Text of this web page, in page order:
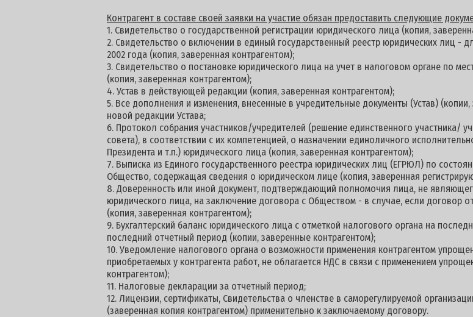
Контрагент в составе своей заявки на участие обязан предоставить следующие
1. Свидетельство о государственной регистрации юридического лица (копия,
2. Свидетельство о включении в единый государственный реестр юридических лиц -
2002 года (копия, заверенная контрагентом);
3. Свидетельство о постановке юридического лица на учет в налоговом органе по
(копия, заверенная контрагентом);
4. Устав в действующей редакции (копия, заверенная контрагентом);
5. Все дополнения и изменения, внесенные в учредительные документы (Устав)
новой редакции Устава;
6. Протокол собрания участников/учредителей (решение единственного участника/
совета), в соответствии с их компетенцией, о назначении единоличного
Президента и т.п.) юридического лица (копия, заверенная контрагентом);
7. Выписка из Единого государственного реестра юридических лиц (ЕГРЮЛ) по
Общество, содержащая сведения о юридическом лице (копия, заверенная
8. Доверенность или иной документ, подтверждающий полномочия лица, не
юридического лица, на заключение договора с Обществом - в случае, если договор
(копия, заверенная контрагентом);
9. Бухгалтерский баланс юридического лица с отметкой налогового органа на
последний отчетный период (копии, заверенные контрагентом);
10. Уведомление налогового органа о возможности применения контрагентом
приобретаемых у контрагента работ, не облагается НДС в связи с применением
контрагентом);
11. Налоговые декларации за отчетный период;
12. Лицензии, сертификаты, Свидетельства о членстве в саморегулируемой
(заверенная копия контрагентом) применительно к заключаемому договору.